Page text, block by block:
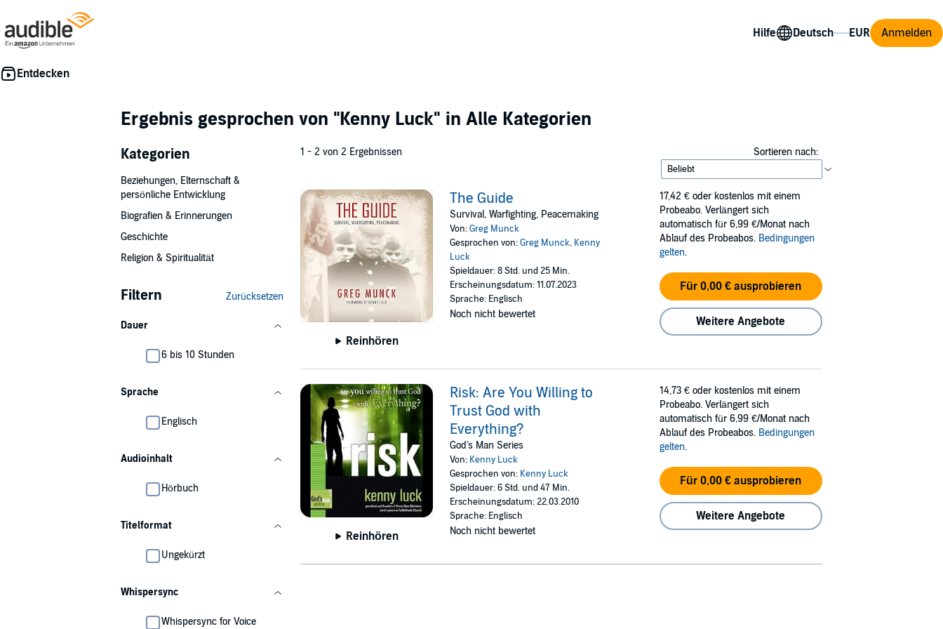
Hilfe Anmelden
Ergebnis gesprochen von "Kenny Luck" in Alle Kategorien
Kategorien
Beziehungen, Elternschaft &
persönliche Entwicklung
Biografien & Erinnerungen
Geschichte
Religion & Spiritualität
Filtern Zurücksetzen
Dauer
6 bis 10 Stunden
Sprache
Englisch
Audioinhalt
Hörbuch
Titelformat
Ungekürzt
Whispersync
Whispersync for Voice
1 - 2 von 2 Ergebnissen Sortieren nach:
Reinhören
The Guide
Survival, Warfighting, Peacemaking
Von:Greg Munck
Gesprochen von:Greg Munck, Kenny
Luck
Spieldauer: 8 Std. und 25 Min.
Erscheinungsdatum: 11.07.2023
Sprache: Englisch
Noch nicht bewertet
17,42 € oder kostenlos mit einem
Probeabo. Verlängert sich
automatisch für 6,99 €/Monat nach
Ablauf des Probeabos. Bedingungen
gelten.
Für 0,00 € ausprobieren
Weitere Angebote
Reinhören
Risk: Are You Willing to
Trust God with
Everything?
God's Man Series
Von: Kenny Luck
Gesprochen von: Kenny Luck
Spieldauer: 6 Std. und 47 Min.
Erscheinungsdatum: 22.03.2010
Sprache: Englisch
Noch nicht bewertet
14,73 € oder kostenlos mit einem
Probeabo. Verlängert sich
automatisch für 6,99 €/Monat nach
Ablauf des Probeabos. Bedingungen
gelten.
Für 0,00 € ausprobieren
Weitere Angebote